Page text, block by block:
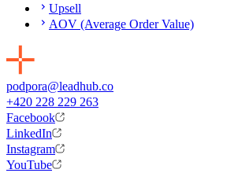
Upsell
AOV (Average Order Value)
podpora@leadhub.co
+420 228 229 263
Facebook
LinkedIn
Instagram
YouTube